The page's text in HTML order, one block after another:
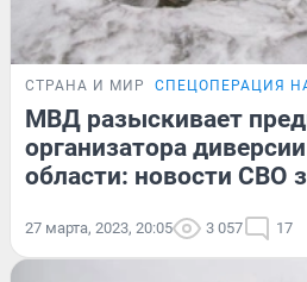
СТРАНА И МИР СПЕЦОПЕРАЦИЯ
МВД разыскивает
организатора
области: новости СВО
27 марта, 2023, 20:05 3 057 17